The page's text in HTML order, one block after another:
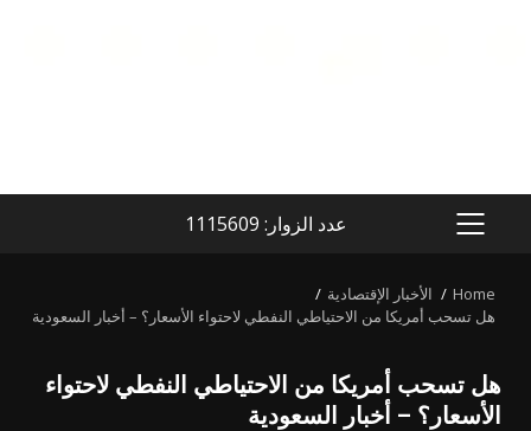
PRIMARY
عدد الزوار: 1115609
Home
الأخبار الإقتصادية
هل تسحب أمريكا من الاحتياطي النفطي لاحتواء الأسعار؟ – أخبار السعودية
هل تسحب أمريكا من الاحتياطي النفطي لاحتواء
الأسعار؟ – أخبار السعودية